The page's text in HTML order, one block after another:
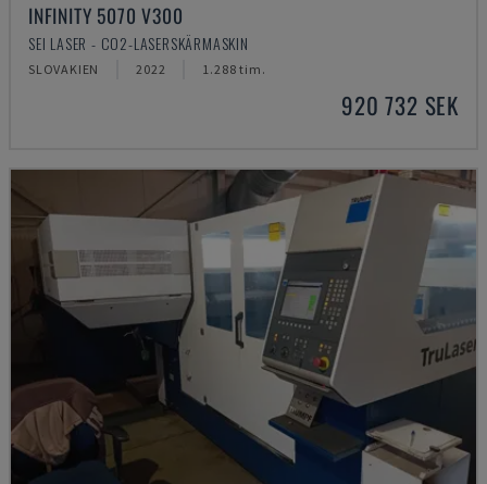
INFINITY 5070 V300
SEI LASER - CO2-LASERSKÄRMASKIN
SLOVAKIEN 2022 1.288 tim.
920 732 SEK